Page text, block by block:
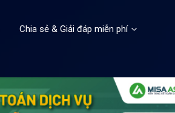
Chia sẻ & Giải đáp miễn phí